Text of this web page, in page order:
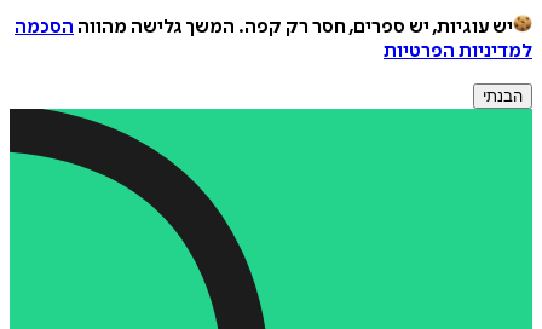
יש עוגיות, יש ספרים, חסר רק קפה. המשך גלישה מהווה הסכמה
למדיניות הפרטיות
הבנתי